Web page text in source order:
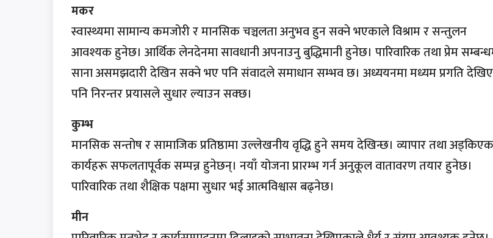
मकर
स्वास्थ्यमा सामान्य कमजोरी र मानसिक चञ्चलता अनुभव हुन सक्ने भएकाले विश्राम र सन्तुलन
आवश्यक हुनेछ। आर्थिक लेनदेनमा सावधानी अपनाउनु बुद्धिमानी हुनेछ। पारिवारिक तथा प्रेम
साना असमझदारी देखिन सक्ने भए पनि संवादले समाधान सम्भव छ। अध्ययनमा मध्यम प्रगति देखिए
पनि निरन्तर प्रयासले सुधार ल्याउन सक्छ।
कुम्भ
मानसिक सन्तोष र सामाजिक प्रतिष्ठामा उल्लेखनीय वृद्धि हुने समय देखिन्छ। व्यापार तथा
कार्यहरू सफलतापूर्वक सम्पन्न हुनेछन्। नयाँ योजना प्रारम्भ गर्न अनुकूल वातावरण तयार हुनेछ।
पारिवारिक तथा शैक्षिक पक्षमा सुधार भई आत्मविश्वास बढ्नेछ।
मीन